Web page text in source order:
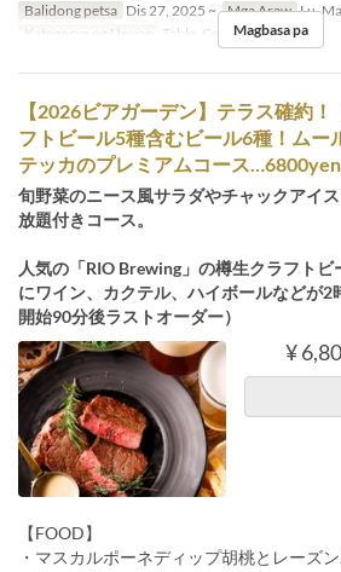
Balidong petsa Dis 27, 2025 ~ Mga Araw Lu, Ma
Kategorya ng Upuan
Table, Counter, Terrace
Magbasa pa
【2026ビアガーデン】テラス確約
フトビール5種含むビール6種！ムー
テッカのプレミアムコース
旬野菜のニース風サラダやチャックアイ
放題付きコース。
人気の「RIO Brewing」の樽生クラフト
にワイン、カクテル、ハイボールなどが2
開始90分後ラストオーダー）
¥
【FOOD】
・マスカルポーネディップ胡桃とレーズ